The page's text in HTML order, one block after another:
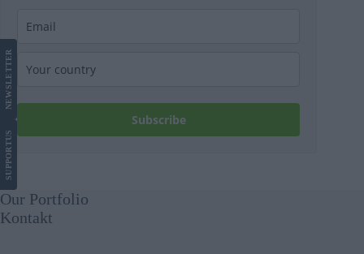
Subscribe
SUPPORT
US
NEWS
LETTER
Our Portfolio
Kontakt